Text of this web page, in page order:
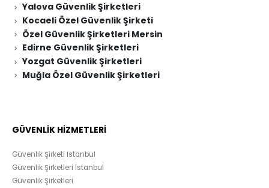
Yalova Güvenlik Şirketleri
Kocaeli Özel Güvenlik Şirketi
Özel Güvenlik Şirketleri Mersin
Edirne Güvenlik Şirketleri
Yozgat Güvenlik Şirketleri
Muğla Özel Güvenlik Şirketleri
GÜVENLİK HİZMETLERİ
Güvenlik Şirketi İstanbul
Güvenlik Şirketleri İstanbul
Güvenlik Şirketleri